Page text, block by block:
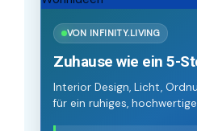
VON INFINITY.LIVING
Zuhause wie ein 5-
Interior Design, Licht,
für ein ruhiges,